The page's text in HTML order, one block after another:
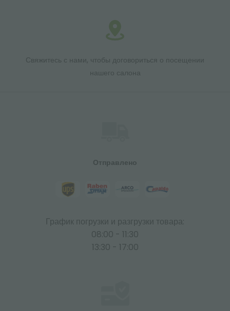
Свяжитесь с нами, чтобы договориться о посещении
нашего салона
Отправлено
График погрузки и разгрузки товара:
08:00 - 11:30
13:30 - 17:00